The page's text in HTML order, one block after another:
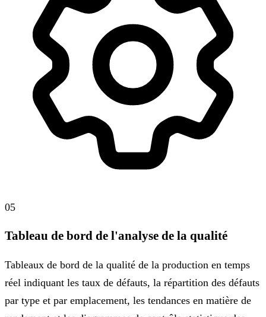
05
Tableau de bord de l'analyse de la qualité
Tableaux de bord de la qualité de la production en temps
réel indiquant les taux de défauts, la répartition des défauts
par type et par emplacement, les tendances en matière de